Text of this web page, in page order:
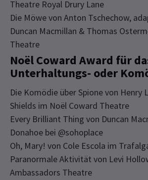
Theatre Royal Drury Lane
Die Möwe von Anton Tschechow,
Duncan Macmillan & Thomas
Theatre
Noël Coward Award für
Unterhaltungs- oder
Die Komödie über Spione von Henry
Shields im Noël Coward Theatre
Every Brilliant Thing von Duncan
Donahoe bei @sohoplace
Oh, Mary! von Cole Escola im
Paranormale Aktivität von Levi
Ambassadors Theatre